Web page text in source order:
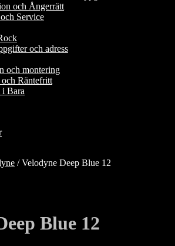
och Ångerrätt
Service
och adress
och montering
Räntefritt
i Bara
/Velodyne Deep Blue 12
Blue 12